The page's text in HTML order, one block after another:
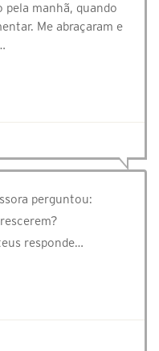
pela manhã, quando
Me abraçaram e
perguntou:
responde…